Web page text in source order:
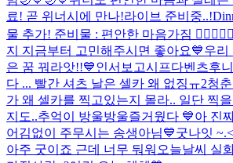
료! 곧 위너시에 만나!라이브 준비중..!
물 추가! 준비물 : 편안한 마음가짐
지 지금부터 고민해주시면 좋아요💙우리
은 꿈 꿔라앗!!💙인서보고시프다벤츠후니
다 ... 빨간 셔츠 날은 셀카 왜 없징ㅠ2청
가 왜 셀카를 찍고있는지 몰라.. 일단 찍
지도..추억이 방울방울즐거웠다 💙아 진
어김없이 주무시는 송생아님💙굿나잇 ~.<
아주 굿이죠 근데 너무 둬워 오늘날씨 실